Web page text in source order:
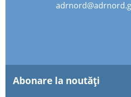
Abonare la noutăţi